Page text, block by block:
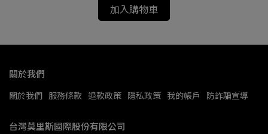
加入購物車
關於我們
關於我們 服務條款 退款政策 隱私政策 我的帳戶 防詐騙宣導
台灣莫里斯國際股份有限公司